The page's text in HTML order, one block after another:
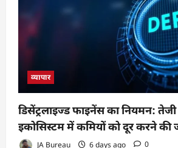
व्यापार
डिसेंट्रलाइज्ड फाइनेंस का नियमन:
इकोसिस्टम में कमियों को दूर करने
JA Bureau 6 days ago 0